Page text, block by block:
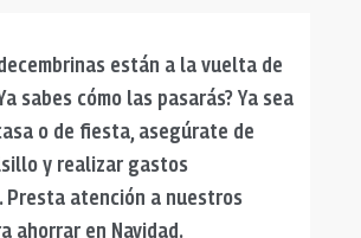
están a la vuelta de
sabes cómo las pasarás? Ya sea
o de fiesta, asegúrate de
y realizar gastos
atención a nuestros
ahorrar en Navidad.